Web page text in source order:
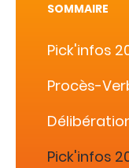
SOMMAIRE
Pick'infos
Procès-
Pick'infos